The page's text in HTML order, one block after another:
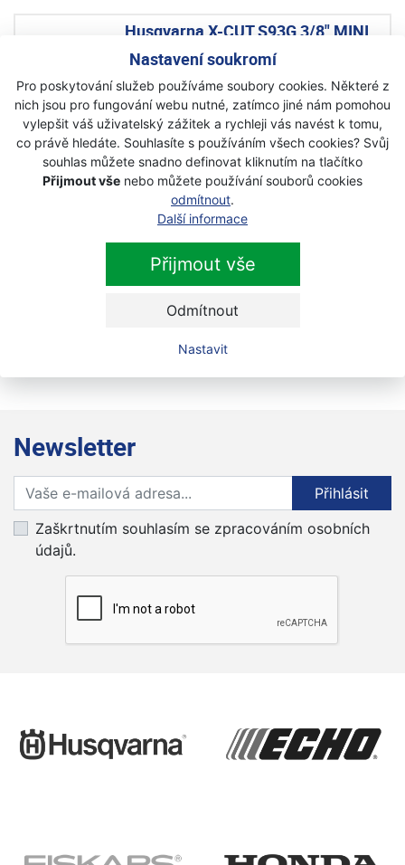
Nastavení soukromí
Pro poskytování služeb používáme soubory cookies. Některé z
nich jsou pro fungování webu nutné, zatímco jiné nám pomohou
vylepšit váš uživatelský zážitek a rychleji vás navést k tomu,
co právě hledáte. Souhlasíte s používáním všech cookies? Svůj
souhlas můžete snadno definovat kliknutím na tlačítko
Přijmout vše nebo můžete používání souborů cookies
odmítnout.
Další informace
Přijmout vše
Odmítnout
Nastavit
Husqvarna X-CUT S93G 3/8" MINI,
1,3 mm, 52 článků pilový řetěz
Akce
Skladem
549 Kč s DPH
Husqvarna X-CUT S93G 3/8" MINI,
1,3 mm, 56 článků pilový řetěz
Akce
Skladem
579 Kč
Newsletter
Přihlaste se k odběru novinek
Přihlásit
Zaškrtnutím souhlasím se zpracováním osobních
údajů.